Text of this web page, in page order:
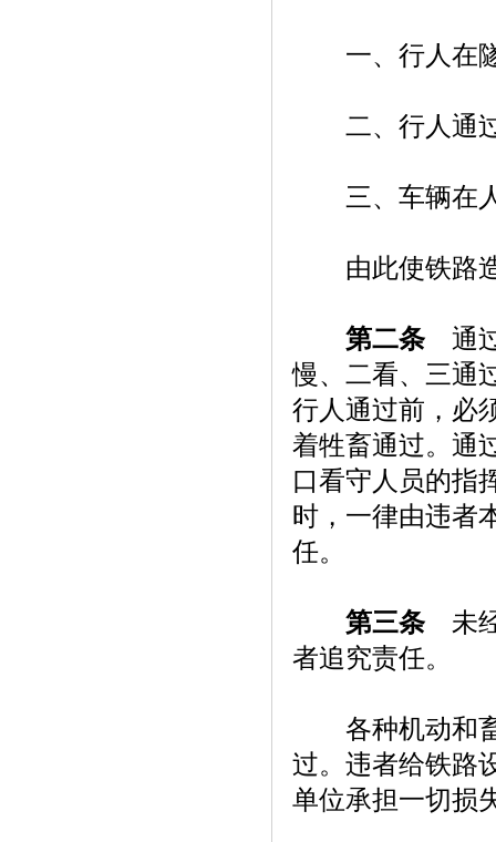
一、行人在隧
二、行人通过
三、车辆在人
由此使铁路造
第二条 通
慢、二看、三通
行人通过前，必
着牲畜通过。通
口看守人员的指
时，一律由违者
任。
第三条 未
者追究责任。
各种机动和畜
过。违者给铁路
单位承担一切损